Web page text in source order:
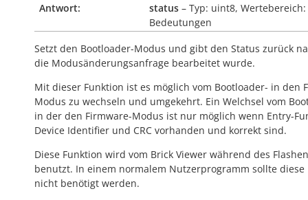
Antwort:
status – Typ: uint8, Wertebereich:
Bedeutungen
Setzt den Bootloader-Modus und gibt den Status zurück
die Modusänderungsanfrage bearbeitet wurde.
Mit dieser Funktion ist es möglich vom Bootloader- in den
Modus zu wechseln und umgekehrt. Ein Welchsel vom
in der den Firmware-Modus ist nur möglich wenn Entry-
Device Identifier und CRC vorhanden und korrekt sind.
Diese Funktion wird vom Brick Viewer während des
benutzt. In einem normalem Nutzerprogramm sollte diese
nicht benötigt werden.